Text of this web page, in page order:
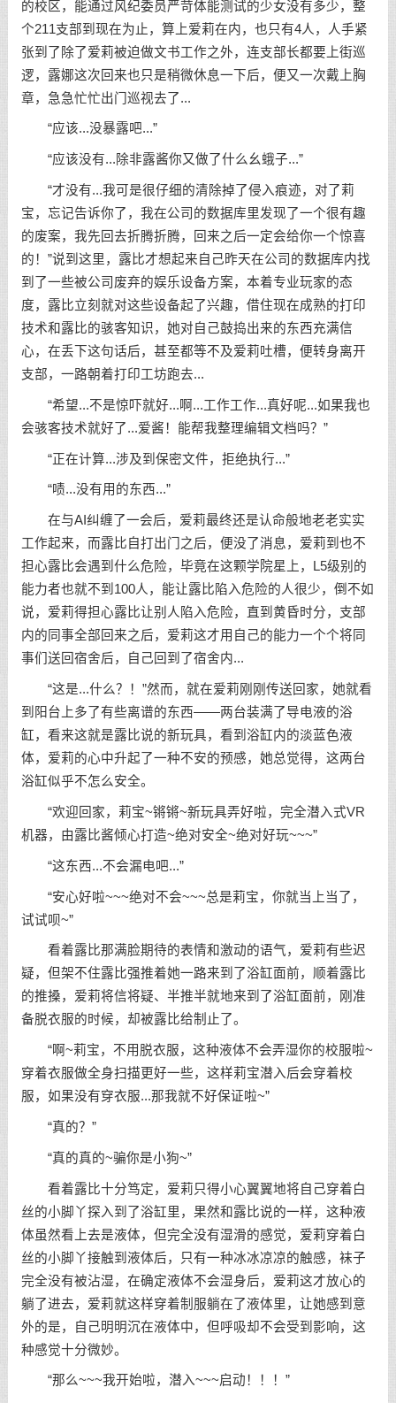
的校区，能通过风纪委员严苛体能测试的少女没有多少，整
个211支部到现在为止，算上爱莉在内，也只有4人，人手紧
张到了除了爱莉被迫做文书工作之外，连支部长都要上街巡
逻，露娜这次回来也只是稍微休息一下后，便又一次戴上胸
章，急急忙忙出门巡视去了...
“应该...没暴露吧...”
“应该没有...除非露酱你又做了什么幺蛾子...”
“才没有...我可是很仔细的清除掉了侵入痕迹，对了莉
宝，忘记告诉你了，我在公司的数据库里发现了一个很有趣
的废案，我先回去折腾折腾，回来之后一定会给你一个惊喜
的！”说到这里，露比才想起来自己昨天在公司的数据库内找
到了一些被公司废弃的娱乐设备方案，本着专业玩家的态
度，露比立刻就对这些设备起了兴趣，借住现在成熟的打印
技术和露比的骇客知识，她对自己鼓捣出来的东西充满信
心，在丢下这句话后，甚至都等不及爱莉吐槽，便转身离开
支部，一路朝着打印工坊跑去...
“希望...不是惊吓就好...啊...工作工作...真好呢...如果我也
会骇客技术就好了...爱酱！能帮我整理编辑文档吗？”
“正在计算...涉及到保密文件，拒绝执行...”
“啧...没有用的东西...”
在与AI纠缠了一会后，爱莉最终还是认命般地老老实实
工作起来，而露比自打出门之后，便没了消息，爱莉到也不
担心露比会遇到什么危险，毕竟在这颗学院星上，L5级别的
能力者也就不到100人，能让露比陷入危险的人很少，倒不如
说，爱莉得担心露比让别人陷入危险，直到黄昏时分，支部
内的同事全部回来之后，爱莉这才用自己的能力一个个将同
事们送回宿舍后，自己回到了宿舍内...
“这是...什么？！”然而，就在爱莉刚刚传送回家，她就看
到阳台上多了有些离谱的东西——两台装满了导电液的浴
缸，看来这就是露比说的新玩具，看到浴缸内的淡蓝色液
体，爱莉的心中升起了一种不安的预感，她总觉得，这两台
浴缸似乎不怎么安全。
“欢迎回家，莉宝~锵锵~新玩具弄好啦，完全潜入式VR
机器，由露比酱倾心打造~绝对安全~绝对好玩~~~”
“这东西...不会漏电吧...”
“安心好啦~~~绝对不会~~~总是莉宝，你就当上当了，
试试呗~”
看着露比那满脸期待的表情和激动的语气，爱莉有些迟
疑，但架不住露比强推着她一路来到了浴缸面前，顺着露比
的推搡，爱莉将信将疑、半推半就地来到了浴缸面前，刚准
备脱衣服的时候，却被露比给制止了。
“啊~莉宝，不用脱衣服，这种液体不会弄湿你的校服啦~
穿着衣服做全身扫描更好一些，这样莉宝潜入后会穿着校
服，如果没有穿衣服...那我就不好保证啦~”
“真的？”
“真的真的~骗你是小狗~”
看着露比十分笃定，爱莉只得小心翼翼地将自己穿着白
丝的小脚丫探入到了浴缸里，果然和露比说的一样，这种液
体虽然看上去是液体，但完全没有湿滑的感觉，爱莉穿着白
丝的小脚丫接触到液体后，只有一种冰冰凉凉的触感，袜子
完全没有被沾湿，在确定液体不会湿身后，爱莉这才放心的
躺了进去，爱莉就这样穿着制服躺在了液体里，让她感到意
外的是，自己明明沉在液体中，但呼吸却不会受到影响，这
种感觉十分微妙。
“那么~~~我开始啦，潜入~~~启动！！！”